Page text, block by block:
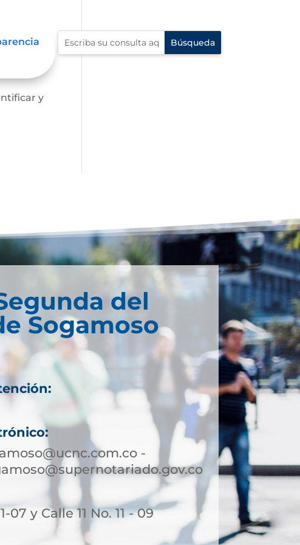
y
del
Sogamoso
-
07 y Calle 11 No. 11 - 09